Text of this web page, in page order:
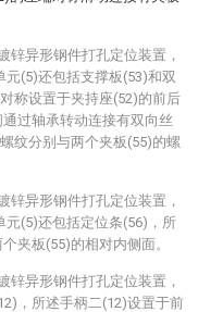
锌异形钢件打孔定位装置，
(5)还包括支撑板(53)和双
称设置于夹持座(52)的前后
过轴承转动连接有双向丝
纹分别与两个夹板(55)的螺
锌异形钢件打孔定位装置，
元(5)还包括定位条(56)，所
夹板(55)的相对内侧面。
锌异形钢件打孔定位装置，
，所述手柄二(12)设置于前